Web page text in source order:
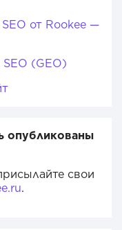
от Rookee —
(GEO)
опубликованы
свои
.